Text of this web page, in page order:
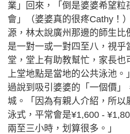
業」回來，「倒是婆婆希望粒
會」（婆婆真的很疼Cathy！
源，林太說廣州那邊的師生比
是一對一或一對四至八，視乎
堂，堂上有助教幫忙，家長也
上堂地點是當地的公共泳池。
過說到吸引婆婆的「一個價」
城。「因為有親人介紹，所以
泳式，平常會是¥1,600 -
兩至三小時，划算很多。」